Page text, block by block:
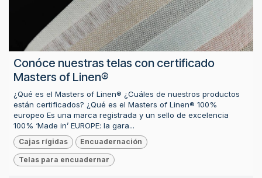
Conóce nuestras telas con certificado
Masters of Linen®
¿Qué es el Masters of Linen® ¿Cuáles de nuestros productos
están certificados? ¿Qué es el Masters of Linen® 100%
europeo Es una marca registrada y un sello de excelencia
100% ‘Made in’ EUROPE: la gara...
Cajas rígidas Encuadernación
Telas para encuadernar